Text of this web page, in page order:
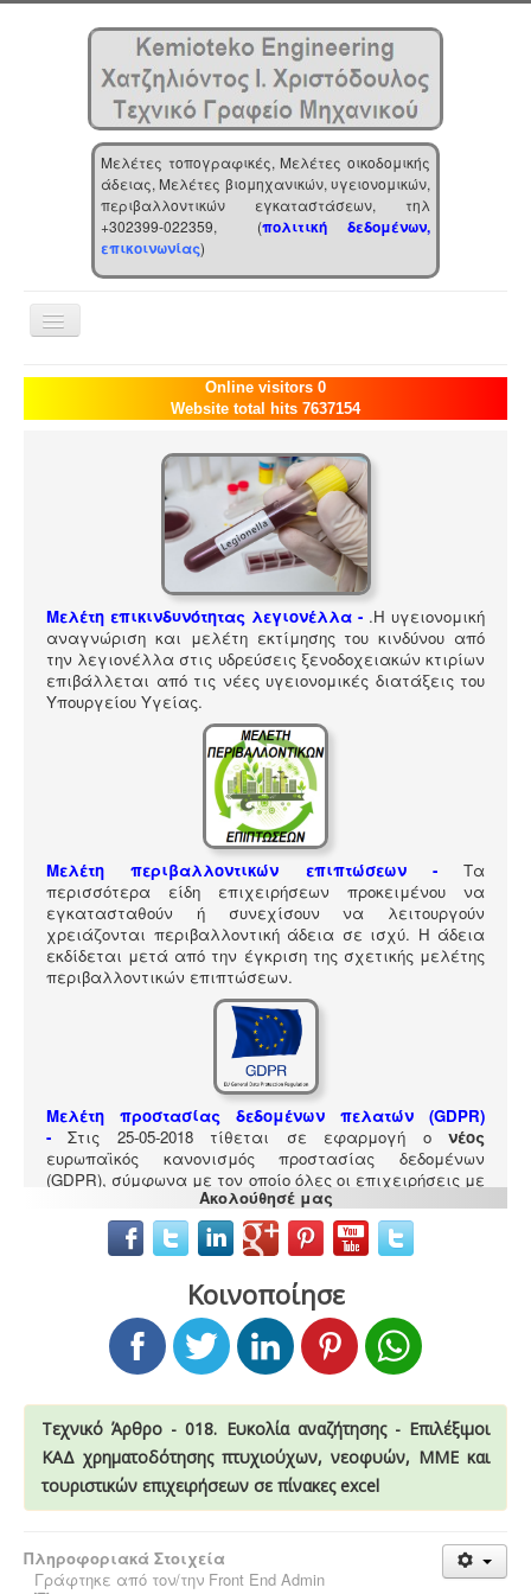
Μελέτες τοπογραφικές, Μελέτες οικοδομικής
άδειας, Μελέτες βιομηχανικών, υγειονομικών,
περιβαλλοντικών εγκαταστάσεων, τηλ
+302399-022359, (πολιτική δεδομένων,
επικοινωνίας)
Toggle
Navigation
Αρχική
Επιχείρηση
Online visitors 0
Website total hits 7637154
Μελέτη επικινδυνότητας λεγιονέλλα - .Η υγειονομική
αναγνώριση και μελέτη εκτίμησης του κινδύνου από
την λεγιονέλλα στις υδρεύσεις ξενοδοχειακών κτιρίων
επιβάλλεται από τις νέες υγειονομικές διατάξεις του
Υπουργείου Υγείας.
Μελέτη περιβαλλοντικών επιπτώσεων -
Τα
περισσότερα είδη επιχειρήσεων προκειμένου να
εγκατασταθούν ή συνεχίσουν να λειτουργούν
χρειάζονται περιβαλλοντική άδεια σε ισχύ. Η άδεια
εκδίδεται μετά από την έγκριση της σχετικής μελέτης
περιβαλλοντικών επιπτώσεων.
Μελέτη προστασίας δεδομένων πελατών (GDPR)
-
Στις 25-05-2018 τίθεται σε εφαρμογή ονέος
ευρωπαϊκός κανονισμός προστασίας δεδομένων
(GDPR), σύμφωνα με τον οποίο όλες οι επιχειρήσεις με
Ευρωπαίους πελάτες (περιλαμβανομένων και των
Ελλήνων) θα πρέπει να μπορούν να αποδείξουν, με την
αναλογούσα μελέτη προστασίας δεδομένων, ότι
επιχειρήσεις προκειμένου να είναι ελκυστικές στο
πελατειακό κοινό χρειάζεται να πιστοποιηθούν κατά
ISO . Αυτό είτε απαιτείται για δουλειές με το δημόσιο
(δημοπρασίες) ή από τη νομοθεσία (τρόφιμα-ποτά) ή
αποτελεί κανόνα της αγοράς (εξαγωγές). Κλειδί στην
διαδικασία είναι η μελέτη διαχείρισης ποιότητας.
Ακολούθησέ μας
Κοινοποίησε
Τεχνικό Άρθρο - 018. Ευκολία αναζήτησης - Επιλέξιμοι
ΚΑΔ χρηματοδότησης πτυχιούχων, νεοφυών, ΜΜΕ και
τουριστικών επιχειρήσεων σε πίνακες excel
Πληροφοριακά Στοιχεία
Γράφτηκε από τον/την Front End Admin